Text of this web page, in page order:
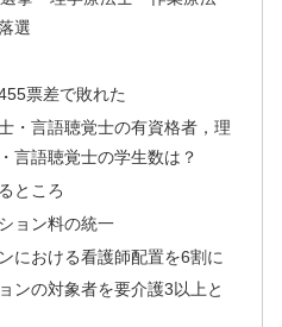
選
票差で敗れた
・言語聴覚士の有資格者，理
言語聴覚士の学生数は？
ところ
ョン料の統一
における看護師配置を6割に
ンの対象者を要介護3以上と